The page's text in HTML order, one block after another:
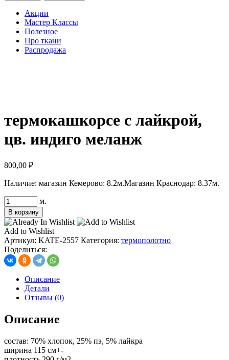
Акции
Мастер Классы
Полезное
Про ткани
Распродажа
термокашкорсе с лайкрой,
цв. индиго меланж
800,00 ₽
Наличие: магазин Кемерово: 8.2м.Магазин Краснодар: 8.37м.
Количество
товара
термокашкорсе
с
лайкрой,
цв.
индиго
меланж
м.
В корзину
Add to Wishlist
Артикул: KATE-2557 Категория: термополотно
Поделиться:
Описание
Детали
Отзывы (0)
Описание
состав: 70% хлопок, 25% пэ, 5% лайкра
ширина 115 см+-